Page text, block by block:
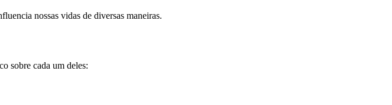
nossas vidas de diversas maneiras.
sobre cada um deles: